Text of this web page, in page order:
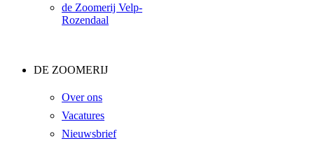
de Zoomerij Velp-
Rozendaal
DE ZOOMERIJ
Over ons
Vacatures
Nieuwsbrief